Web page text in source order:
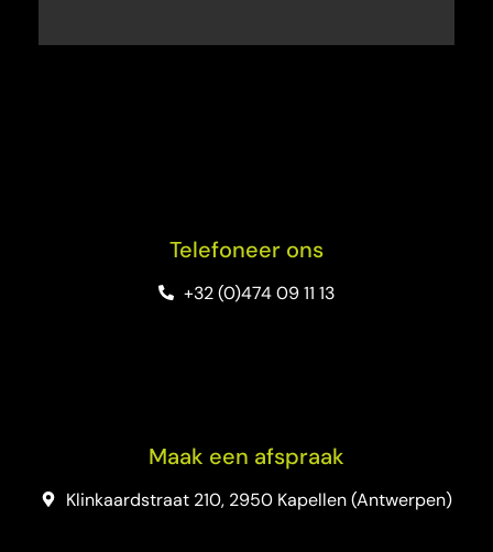
Telefoneer ons
+32 (0)474 09 11 13
Maak een afspraak
Klinkaardstraat 210, 2950 Kapellen (Antwerpen)